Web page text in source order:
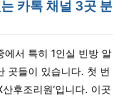
카톡 채널 3곳 분
에서 특히 1인실 빈방 알
곳들이 있습니다. 첫 번
후조리원’입니다. 이곳